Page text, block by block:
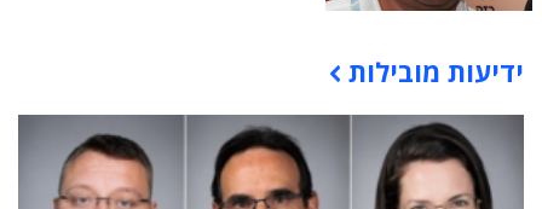
תוכן פרסומי
ידיעות מובילות